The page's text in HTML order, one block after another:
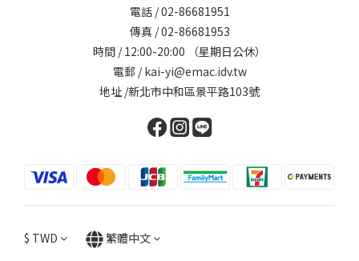
電話 / 02-86681951
傳真 / 02-86681953
時間 / 12:00-20:00 （星期日公休）
電郵 / kai-yi@emac.idv.tw
地址 /新北市中和區景平路103號
$ TWD 繁體中文